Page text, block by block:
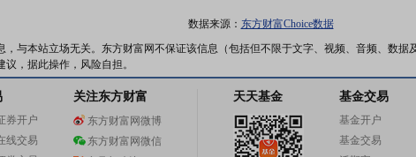
数据来源： 东方财富Choice数据
与本站立场无关。东方财富网不保证该信息（包括但不限于文字、视频、音频、数
，据此操作，风险自担。